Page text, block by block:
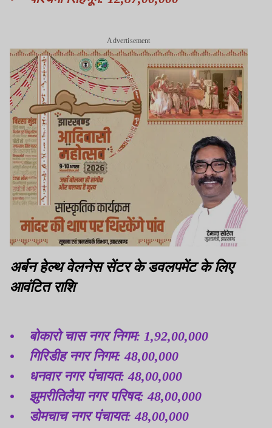
Advertisement
अर्बन हेल्थ वेलनेस सेंटर के डवलपमेंट के लिए
आवंटित राशि
• बोकारो चास नगर निगम: 1,92,00,000
• गिरिडीह नगर निगम: 48,00,000
• धनवार नगर पंचायत: 48,00,000
• झुमरीतिलैया नगर परिषद: 48,00,000
• डोमचाच नगर पंचायत: 48,00,000